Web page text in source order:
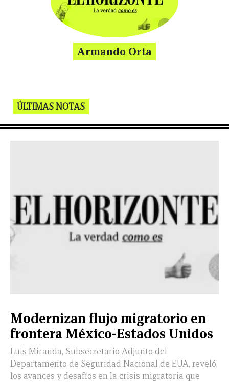
Armando Orta
ÚLTIMAS NOTAS
Modernizan flujo migratorio en
frontera México-Estados Unidos
Luis Miranda, Subsecretario Adjunto del
Departamento de Seguridad Nacional de EUA, reveló
los avances y desafíos en la crisis migratoria que